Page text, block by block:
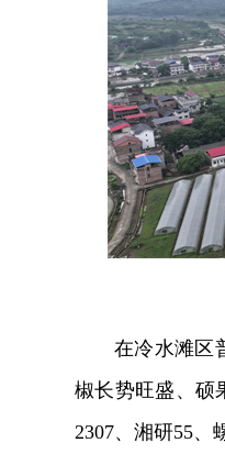
在冷水滩区
椒长势旺盛、硕
2307、湘研55、